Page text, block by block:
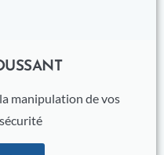
manipulation de vos